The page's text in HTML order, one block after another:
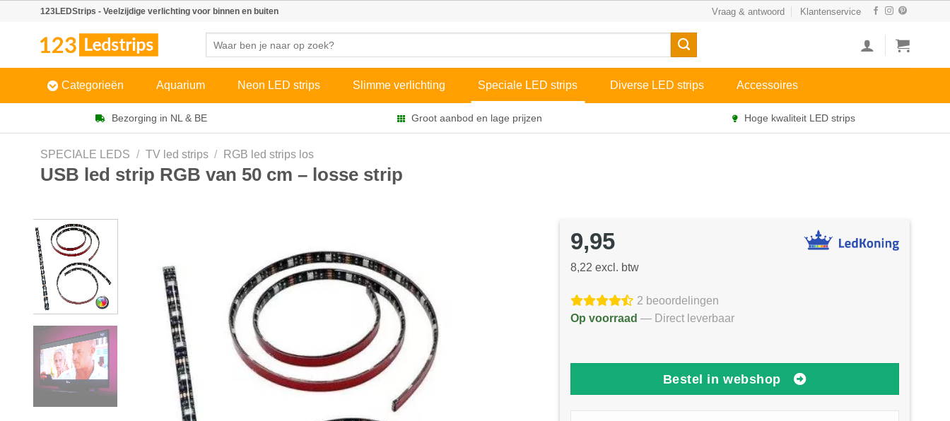
123LEDStrips - Veelzijdige verlichting voor binnen en buiten Vraag & antwoord Klantenservice
Categorieën Aquarium Neon LED strips Slimme verlichting Speciale LED strips Diverse LED strips Accessoires
Bezorging in NL & BE Groot aanbod en lage prijzen Hoge kwaliteit LED strips
SPECIALE LEDS / TV led strips / RGB led strips los
USB led strip RGB van 50 cm – losse strip
9,95
8,22 excl. btw
2 beoordelingen
Op voorraad — Direct leverbaar
Bestel in webshop